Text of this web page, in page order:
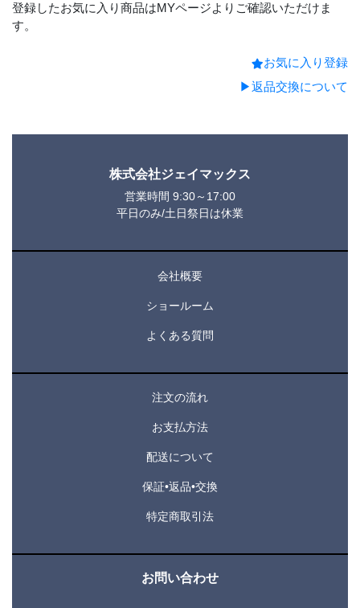
登録したお気に入り商品はMYページよりご確認いただけま
す。
お気に入り登録
▶返品交換について
株式会社ジェイマックス
営業時間 9:30～17:00
平日のみ/土日祭日は休業
会社概要
ショールーム
よくある質問
注文の流れ
お支払方法
配送について
保証•返品•交換
特定商取引法
お問い合わせ